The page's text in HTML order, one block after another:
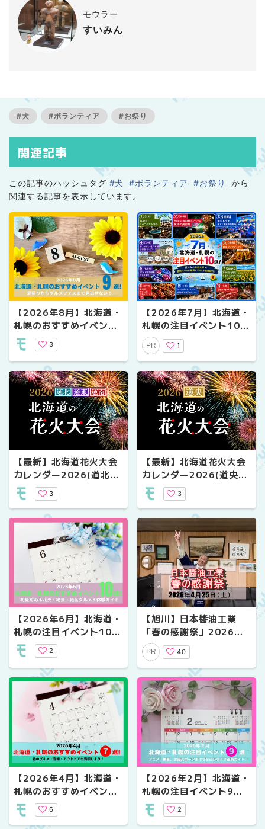
モウラー
すいみん
#犬 #ボランティア #お祭り
関連記事
この記事のハッシュタグ #犬 #ボランティア #お祭り
から
関連する記事を表示しています。
【2026年8月】北海道・
札幌のおすすめイベント
9選｜夏祭りからグルメ
フェスまで見逃せない！
3
【2026年7月】北海道・
札幌の注目イベント10
選！夏休みの最新お出か
けスポット・絶景＆グル
メを徹底紹介！
PR 1
【最新】北海道花火大会
カレンダー2026(道北・
道東・道南編)
3
【最新】北海道花火大会
カレンダー2026(道央
編)
3
【2026年6月】北海道・
札幌の注目イベント10
選！｜初夏を彩る花火・
絶景・絶品グルメ＆体験
ガイド
2
【旭川】日本醬油工業
「春の感謝祭」2026年4
月25日開催｜社長とじゃ
んけん・工場見学・特別
セールあり
PR 40
【2026年4月】北海道・
札幌のおすすめイベント
7選！｜春のグルメ・音
楽・アウトドアを満喫し
6
【2026年2月】北海道・
札幌の注目イベント9
選！｜アニメ、絶景、雪
国スポーツまで冬を遊び
2